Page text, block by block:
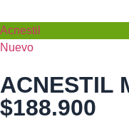
Acnestil
Nuevo
ACNESTIL
$188.900